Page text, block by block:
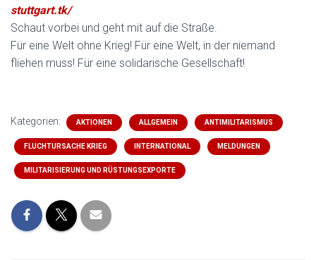
stuttgart.tk/
Schaut vorbei und geht mit auf die Straße.
Für eine Welt ohne Krieg! Für eine Welt, in der niemand
fliehen muss! Für eine solidarische Gesellschaft!
Kategorien: AKTIONEN ALLGEMEIN ANTIMILITARISMUS
FLUCHTURSACHE KRIEG INTERNATIONAL MELDUNGEN
MILITARISIERUNG UND RÜSTUNGSEXPORTE